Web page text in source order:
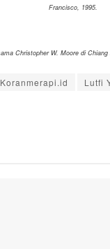
Francisco, 1995.
Christopher W. Moore di
Koranmerapi.id Lutfi